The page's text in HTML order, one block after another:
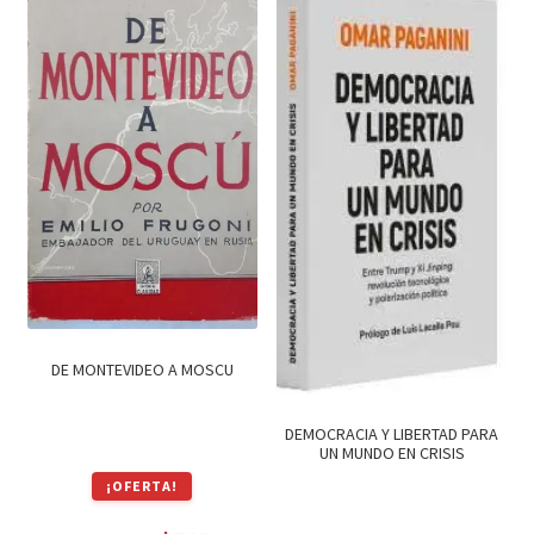
$790.
$672.
DE MONTEVIDEO A MOSCU
¡OFERTA!
DEMOCRACIA Y LIBERTAD PARA
UN MUNDO EN CRISIS